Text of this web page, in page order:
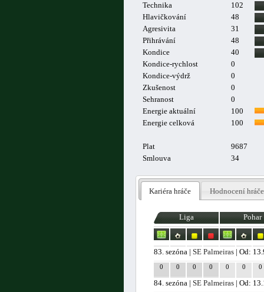
Technika
102
Hlavičkování
48
Agresivita
31
Přihrávání
48
Kondice
40
Kondice-rychlost
0
Kondice-výdrž
0
Zkušenost
0
Sehranost
0
Energie aktuální
100
Energie celková
100
Plat
9687
Smlouva
34
Kariéra hráče Hodnocení hráče
Liga Pohar
83. sezóna |SE Palmeiras | Od:
0 0 0 0 0 0 0
84. sezóna |SE Palmeiras | Od: